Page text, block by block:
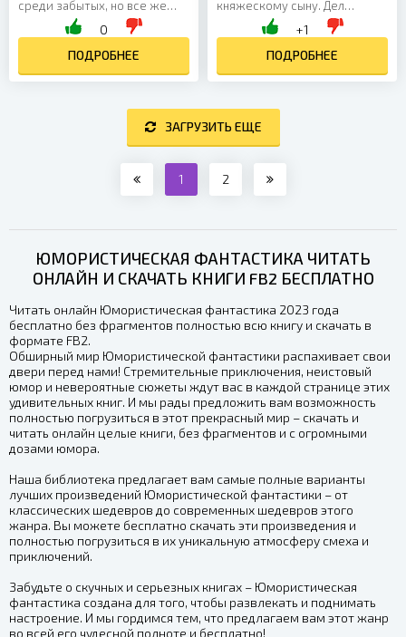
ЮМОРИСТИЧЕСКАЯ ФАНТАСТИКА ЧИТАТЬ
ОНЛАЙН И СКАЧАТЬ КНИГИ FB2 БЕСПЛАТНО
Читать онлайн Юмористическая фантастика 2023 года
бесплатно без фрагментов полностью всю книгу и скачать в
формате FB2.
Обширный мир Юмористической фантастики распахивает свои
двери перед нами! Стремительные приключения, неистовый
юмор и невероятные сюжеты ждут вас в каждой странице этих
удивительных книг. И мы рады предложить вам возможность
полностью погрузиться в этот прекрасный мир – скачать и
читать онлайн целые книги, без фрагментов и с огромными
дозами юмора.
Наша библиотека предлагает вам самые полные варианты
лучших произведений Юмористической фантастики – от
классических шедевров до современных шедевров этого
жанра. Вы можете бесплатно скачать эти произведения и
полностью погрузиться в их уникальную атмосферу смеха и
приключений.
Забудьте о скучных и серьезных книгах – Юмористическая
фантастика создана для того, чтобы развлекать и поднимать
настроение. И мы гордимся тем, что предлагаем вам этот жанр
во всей его чудесной полноте и бесплатно!
среди забытых, но все же
старший Бог. Законный
наследник повелителя
подземного мира и царства
тьмы....
0
ПОДРОБНЕЕ
княжескому сыну. Дел
невпроворот. И девушку
похищенную надо спасать, и
артефакт легендарный найти.
Да ещё...
+1
ПОДРОБНЕЕ
ЗАГРУЗИТЬ ЕЩЕ
1 2